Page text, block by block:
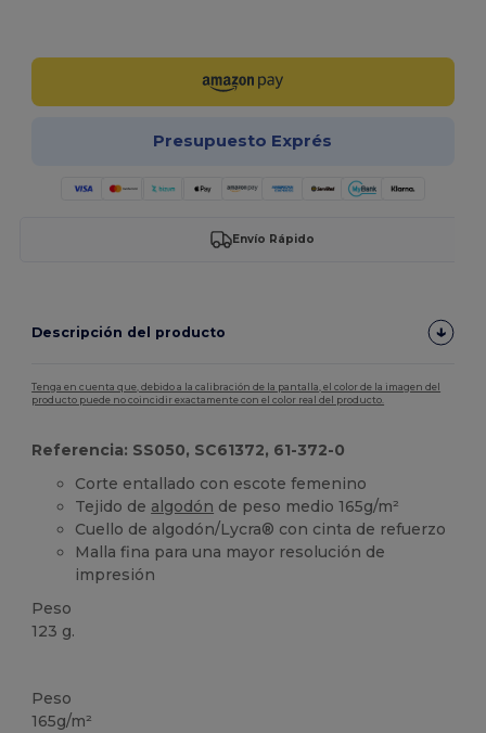
Presupuesto Exprés
Envío Rápido
Descripción del producto
Tenga en cuenta que, debido a la calibración de la pantalla, el color de la imagen del
producto puede no coincidir exactamente con el color real del producto.
Referencia: SS050, SC61372, 61-372-0
Corte entallado con escote femenino
Tejido de algodón de peso medio 165g/m²
Cuello de algodón/Lycra® con cinta de refuerzo
Malla fina para una mayor resolución de
impresión
Peso
123 g.
Peso
165g/m²